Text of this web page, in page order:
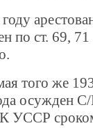
по ст. 69,
того же
осужден
УССР